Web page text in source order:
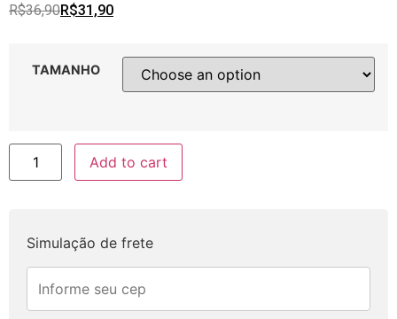
R$36,90R$31,90
TAMANHO
Add to cart
Simulação de frete